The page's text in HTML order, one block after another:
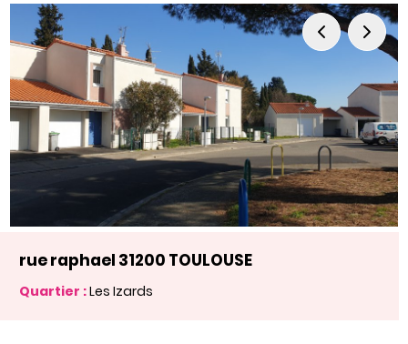
rue raphael 31200 TOULOUSE
Quartier :Les Izards